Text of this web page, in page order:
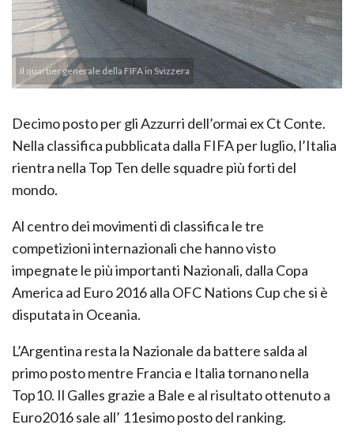
Il quartier generale della FIFA in Svizzera
Decimo posto per gli Azzurri dell’ormai ex Ct Conte.
Nella classifica pubblicata dalla FIFA per luglio, l’Italia
rientra nella Top Ten delle squadre più forti del
mondo.
Al centro dei movimenti di classifica le tre
competizioni internazionali che hanno visto
impegnate le più importanti Nazionali, dalla Copa
America ad Euro 2016 alla OFC Nations Cup che si è
disputata in Oceania.
L’Argentina resta la Nazionale da battere salda al
primo posto mentre Francia e Italia tornano nella
Top10. Il Galles grazie a Bale e al risultato ottenuto a
Euro2016 sale all’ 11esimo posto del ranking.